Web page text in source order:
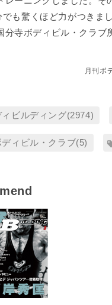
でも驚くほど力がつきま
分寺ボディビル・クラ
月刊ボ
ィビルディング(2974)
ィビル・クラブ(5)